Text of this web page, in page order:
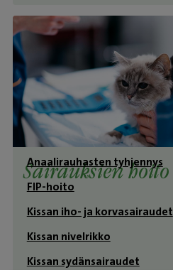
Sairauksien hoito
Anaalirauhasten tyhjennys
FIP-hoito
Kissan iho- ja korvasairaudet
Kissan nivelrikko
Kissan sydänsairaudet